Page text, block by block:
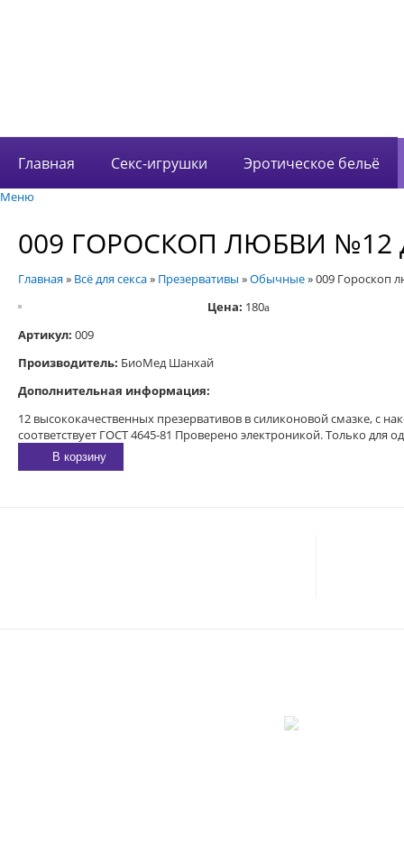
Главная Секс-игрушки Эротическое бельё
Меню
009 ГОРОСКОП ЛЮБВИ №12
Главная» Всё для секса» Презервативы »Обычные»009 Гороскоп
Цена: 180a
Артикул: 009
Производитель: БиоМед Шанхай
Дополнительная информация:
12 высококачественных презервативов в силиконовой смазке, с
соответствует ГОСТ 4645-81 Проверено электроникой. Только для
В корзину